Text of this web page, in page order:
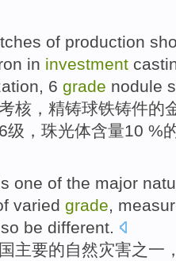
of production
in investment
6 grade nodule
核， 精铸球铁铸件的
6级，珠光体含量10 %
one of the major
varied grade,
be different.
主要的自然灾害之一